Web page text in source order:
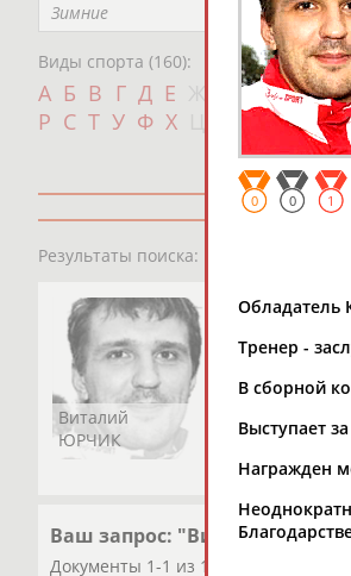
Зимние
Виды спорта (160):
А Б В Г Д Е И К Л М
Р С Т У Ф Х Ш Щ Э
Результаты поиска:
Виталий
ЮРЧИК
Ваш запрос: "Виталий
Документы 1-1 из 1 найденных
0 0 1
Обладатель
Тренер -
В сборной
Выступает
Награжден